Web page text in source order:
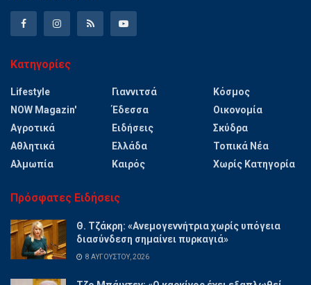
Κατηγορίες
Lifestyle
NOW Magazin'
Αγροτικά
Αθλητικά
Αλμωπία
Γιαννιτσά
Έδεσσα
Ειδήσεις
Ελλάδα
Καιρός
Κόσμος
Οικονομία
Σκύδρα
Τοπικά Νέα
Χωρίς Κατηγορία
Πρόσφατες Ειδήσεις
Θ. Τζάκρη: «Ανεμογεννήτρια χωρίς υπόγεια
διασύνδεση σημαίνει πυρκαγιά»
8 ΑΥΓΟΎΣΤΟΥ, 2026